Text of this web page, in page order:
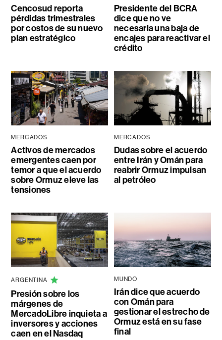
Cencosud reporta
pérdidas trimestrales
por costos de su nuevo
plan estratégico
Presidente del BCRA
dice que no ve
necesaria una baja de
encajes para reactivar el
crédito
MERCADOS
Activos de mercados
emergentes caen por
temor a que el acuerdo
sobre Ormuz eleve las
tensiones
MERCADOS
Dudas sobre el acuerdo
entre Irán y Omán para
reabrir Ormuz impulsan
al petróleo
ARGENTINA
Presión sobre los
márgenes de
MercadoLibre inquieta a
inversores y acciones
caen en el Nasdaq
MUNDO
Irán dice que acuerdo
con Omán para
gestionar el estrecho de
Ormuz está en su fase
final